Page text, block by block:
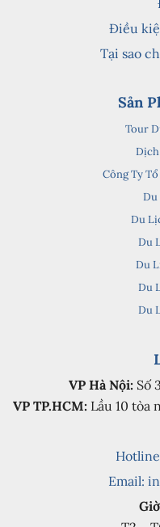
Điều
Tại sao
Sản
Tour
Dịch
Công Ty
Du
Du
Du
Du
Du
Du
VP Hà Nội: Số
VP TP.HCM: Lầu 10 tòa
Email: